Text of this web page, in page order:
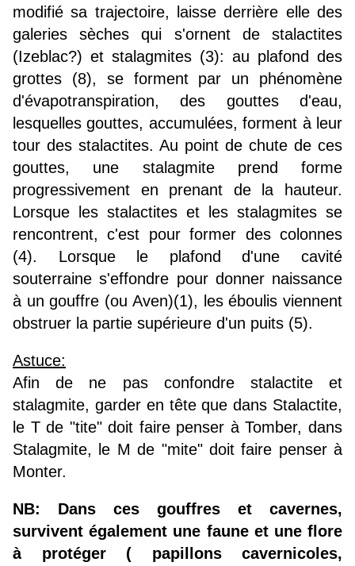
modifié sa trajectoire, laisse derrière elle des
galeries sèches qui s'ornent de stalactites
(Izeblac?) et stalagmites (3): au plafond des
grottes (8), se forment par un phénomène
d'évapotranspiration, des gouttes d'eau,
lesquelles gouttes, accumulées, forment à leur
tour des stalactites. Au point de chute de ces
gouttes, une stalagmite prend forme
progressivement en prenant de la hauteur.
Lorsque les stalactites et les stalagmites se
rencontrent, c'est pour former des colonnes
(4). Lorsque le plafond d'une cavité
souterraine s'effondre pour donner naissance
à un gouffre (ou Aven)(1), les éboulis viennent
obstruer la partie supérieure d'un puits (5).
Astuce:
Afin de ne pas confondre stalactite et
stalagmite, garder en tête que dans Stalactite,
le T de "tite" doit faire penser à Tomber, dans
Stalagmite, le M de "mite" doit faire penser à
Monter.
NB: Dans ces gouffres et cavernes,
survivent également une faune et une flore
à protéger ( papillons cavernicoles,